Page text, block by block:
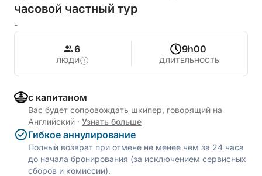
часовой частный тур
-
6
ЛЮДИ
9h00
ДЛИТЕЛЬНОСТЬ
с капитаном
Вас будет сопровождать шкипер, говорящий на
Английский · Узнать больше
Гибкое аннулирование
Полный возврат при отмене не менее чем за 24 часа
до начала бронирования (за исключением сервисных
сборов и комиссии).